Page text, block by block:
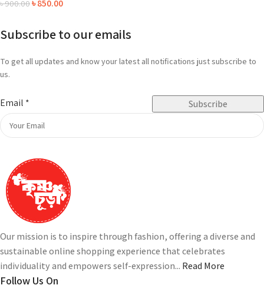
৳900.00৳850.00
Subscribe to our emails
To get all updates and know your latest all notifications just subscribe to
us.
Email * Subscribe
Our mission is to inspire through fashion, offering a diverse and
sustainable online shopping experience that celebrates
individuality and empowers self-expression... Read More
Follow Us On